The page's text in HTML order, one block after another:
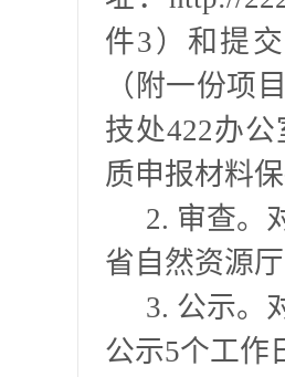
件3）和提
（附一份项
技处422办
质申报材料
2. 审查。
省自然资源
3. 公示。
公示5个工作